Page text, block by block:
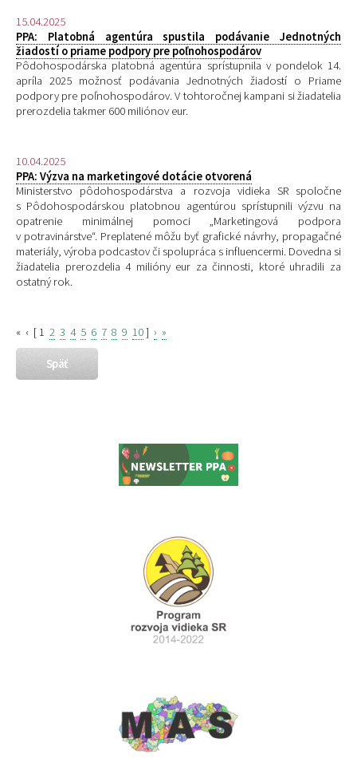
15.04.2025
PPA: Platobná agentúra spustila podávanie Jednotných
žiadostí o priame podpory pre poľnohospodárov
Pôdohospodárska platobná agentúra sprístupnila v pondelok 14.
apríla 2025 možnosť podávania Jednotných žiadostí o Priame
podpory pre poľnohospodárov. V tohtoročnej kampani si žiadatelia
prerozdelia takmer 600 miliónov eur.
10.04.2025
PPA: Výzva na marketingové dotácie otvorená
Ministerstvo pôdohospodárstva a rozvoja vidieka SR spoločne
s Pôdohospodárskou platobnou agentúrou sprístupnili výzvu na
opatrenie minimálnej pomoci „Marketingová podpora
v potravinárstve“. Preplatené môžu byť grafické návrhy, propagačné
materiály, výroba podcastov či spolupráca s influencermi. Dovedna si
žiadatelia prerozdelia 4 milióny eur za činnosti, ktoré uhradili za
ostatný rok.
« ‹ [ 1 2 3 4 5 6 7 8 9 10] › »
Späť